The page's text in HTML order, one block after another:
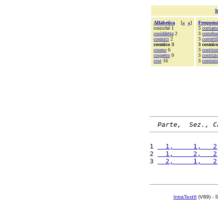
Alfabetica [« »]
cosicché 1
cosiddetta 2
cosmici 2
cosmico 3
cosmo 6
cospetto 9
cost 16
3
3
3
3 cosmico
3
3
3
Parte,  Sez.,
1
1,     1,
2
1,     2,
3
2,     1,
IntraText®(V89) -